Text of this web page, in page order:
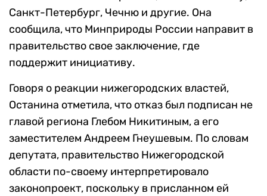
Санкт-Петербург, Чечню и другие. Она
сообщила, что Минприроды России направит в
правительство свое заключение, где
поддержит инициативу.
Говоря о реакции нижегородских властей,
Останина отметила, что отказ был подписан не
главой региона Глебом Никитиным, а его
заместителем Андреем Гнеушевым. По словам
депутата, правительство Нижегородской
области по-своему интерпретировало
законопроект, поскольку в присланном ей